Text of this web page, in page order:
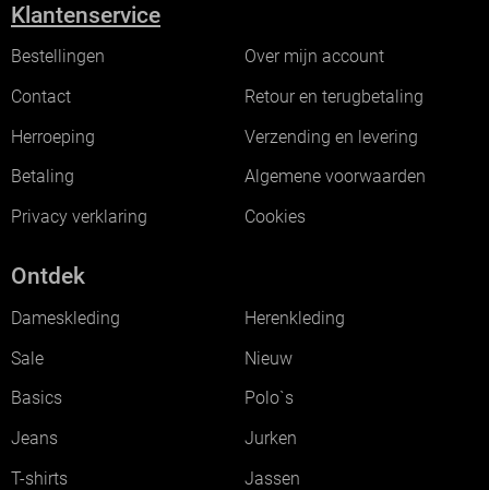
Klantenservice
Bestellingen
Over mijn account
Contact
Retour en terugbetaling
Herroeping
Verzending en levering
Betaling
Algemene voorwaarden
Privacy verklaring
Cookies
Ontdek
Dameskleding
Herenkleding
Sale
Nieuw
Basics
Polo`s
Jeans
Jurken
T-shirts
Jassen